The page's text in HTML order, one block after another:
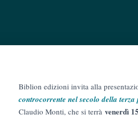
Biblion edizioni invita alla
controcorrente nel secolo della
Claudio Monti, che si terrà venerdì